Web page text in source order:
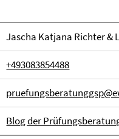
Jascha Katjana Richter &
+493083854488
Blog der